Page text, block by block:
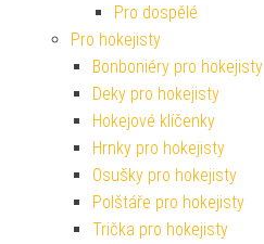
Pro dospělé
Pro hokejisty
Bonboniéry pro hokejisty
Deky pro hokejisty
Hokejové klíčenky
Hrnky pro hokejisty
Osušky pro hokejisty
Polštáře pro hokejisty
Trička pro hokejisty